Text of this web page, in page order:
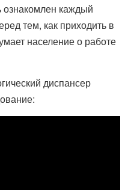
каждый
тем, как приходить в
население о работе
диспансер